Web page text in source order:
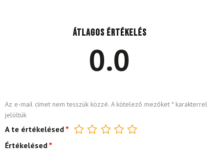
Átlagos értékelés
0.0
Az e-mail címet nem tesszük közzé. A kötelező mezőket *karakterrel
jelöltük
A te értékelésed *
Értékelésed *